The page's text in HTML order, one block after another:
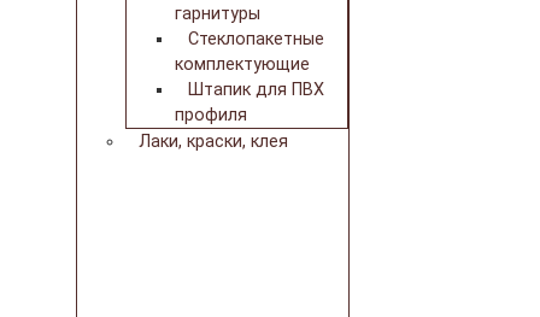
гарнитуры
Стеклопакетные
комплектующие
Штапик для ПВХ
профиля
Лаки, краски, клея